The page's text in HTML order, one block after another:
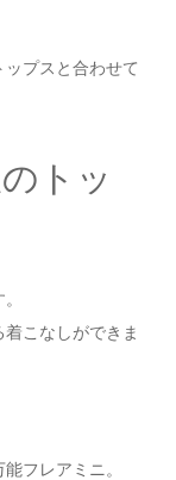
プスと合わせて
トッ
こなしができま
フレアミニ。